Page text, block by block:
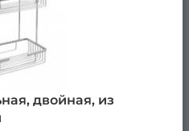
двойная, из